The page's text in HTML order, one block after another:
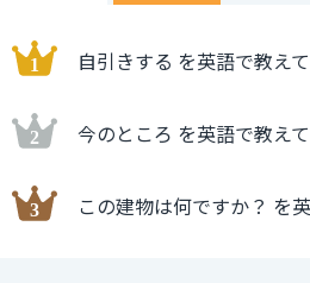
自引きする を英語で教え
今のところ を英語で教え
この建物は何ですか？ を